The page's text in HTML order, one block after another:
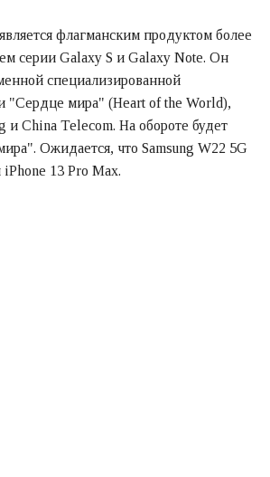
флагманским продуктом более
серии Galaxy S и Galaxy Note. Он
специализированной
"Сердце мира" (Heart of the World),
и China Telecom. На обороте будет
Ожидается, что Samsung W22 5G
13 Pro Max.